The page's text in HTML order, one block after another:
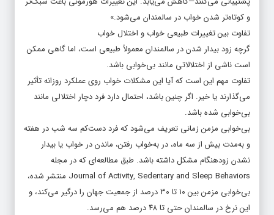
و کوتاه‌تر شدن خواب در سالمندان می‌شود.»
تفاوت بین تغییرات طبیعی خواب و اختلال خواب
گرچه زود بیدار شدن در سالمندان معمولاً طبیعی است، اما گاهی ممکن
است ناشی از اختلالاتی مانند بی‌خوابی باشد.
تفاوت مهم این است که آیا این مشکلات خواب روی عملکرد روزانه تأثیر
می‌گذارند یا خیر. اگر چنین باشد، احتمال دارد فرد دچار اختلالی مانند
بی‌خوابی شده باشد.
بی‌خوابی مزمن زمانی تعریف می‌شود که فرد دست‌کم سه شب در هفته
و به‌مدت بیش از سه ماه، در به‌خواب رفتن، ماندن در خواب یا بیدار
نشدن زودهنگام مشکل داشته باشد. طبق مطالعه‌ای که در مجله
Journal of Activity, Sedentary and Sleep Behaviors منتشر شده،
بی‌خوابی مزمن بین ۱۰ تا ۳۰ درصد از جمعیت جهان را درگیر می‌کند، و
این نرخ در سالمندان حتی تا ۴۸ درصد هم می‌رسد.